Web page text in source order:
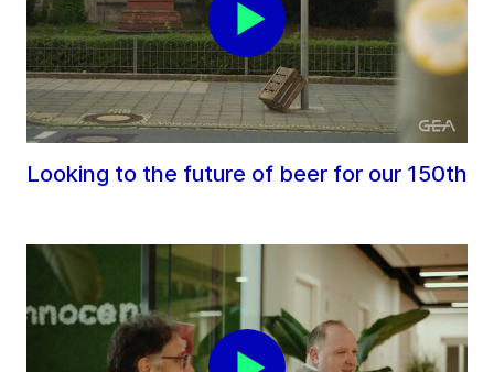
Looking to the future of beer for our 150th